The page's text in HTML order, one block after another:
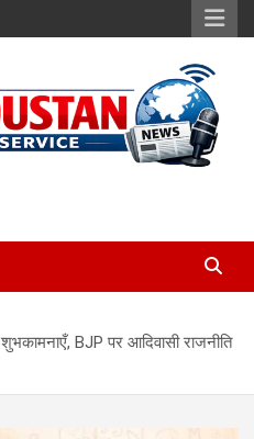
Service
BJP पर आदिवासी राजनीति